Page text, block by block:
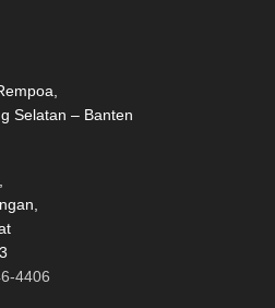
Selatan – Banten
4406